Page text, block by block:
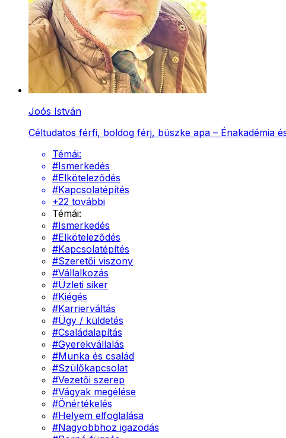
Joós István
Céltudatos férfi, boldog férj, büszke apa – Énakadémia
Témái:
#Ismerkedés
#Elköteleződés
#Kapcsolatépítés
+22 további
Témái:
#Ismerkedés
#Elköteleződés
#Kapcsolatépítés
#Szeretői viszony
#Vállalkozás
#Üzleti siker
#Kiégés
#Karrierváltás
#Ügy / küldetés
#Családalapítás
#Gyerekvállalás
#Munka és család
#Szülőkapcsolat
#Vezetői szerep
#Vágyak megélése
#Önértékelés
#Helyem elfoglalása
#Nagyobbhoz igazodás